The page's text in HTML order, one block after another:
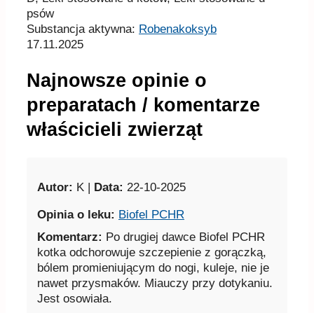
psów
Substancja aktywna: Robenakoksyb
17.11.2025
Najnowsze opinie o
preparatach / komentarze
właścicieli zwierząt
Autor: K | Data: 22-10-2025
Opinia o leku: Biofel PCHR
Komentarz: Po drugiej dawce Biofel PCHR
kotka odchorowuje szczepienie z gorączką,
bólem promieniującym do nogi, kuleje, nie je
nawet przysmaków. Miauczy przy dotykaniu.
Jest osowiała.